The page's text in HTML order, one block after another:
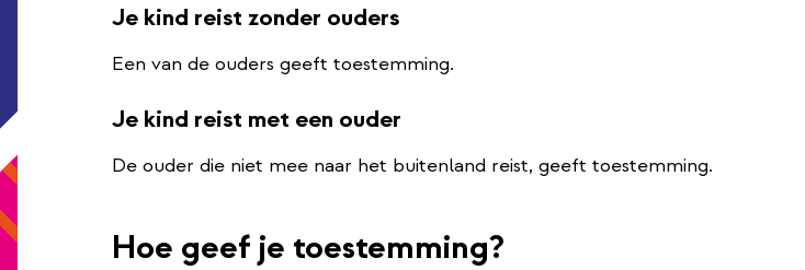
Je kind reist zonder ouders
Een van de ouders geeft toestemming.
Je kind reist met een ouder
De ouder die niet mee naar het buitenland reist, geeft toestemming.
Hoe geef je toestemming?